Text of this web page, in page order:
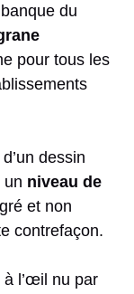
du
pour tous les
dessin
un niveau de
et non
contrefaçon.
à l’œil nu par